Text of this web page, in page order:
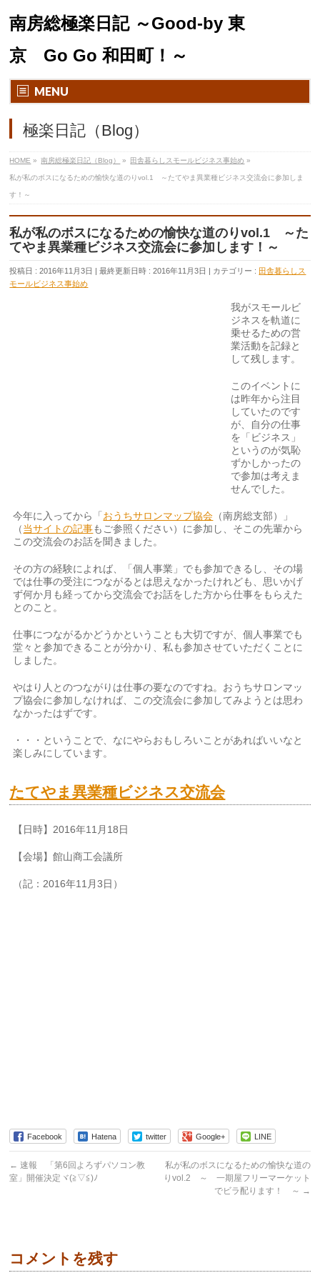
南房総極楽日記 ～Good-by 東
京 Go Go 和田町！～
MENU
極楽日記（Blog）
HOME » 南房総極楽日記（Blog） » 田舎暮らしスモールビジネス事始め »
私が私のボスになるための愉快な道のりvol.1 ～たてやま異業種ビジネス交流会に参加しま
す！～
私が私のボスになるための愉快な道のりvol.1 ～た
てやま異業種ビジネス交流会に参加します！～
投稿日 : 2016年11月3日 最終更新日時 : 2016年11月3日 カテゴリー : 田舎暮らしス
モールビジネス事始め
我がスモールビ
ジネスを軌道に
乗せるための営
業活動を記録と
して残します。
このイベントに
は昨年から注目
していたのです
が、自分の仕事
を「ビジネス」
というのが気恥
ずかしかったの
で参加は考えま
せんでした。
今年に入ってから「 おうちサロンマップ協会 （南房総支部）」
（当サイトの記事もご参照ください）に参加し、そこの先輩から
この交流会のお話を聞きました。
その方の経験によれば、「個人事業」でも参加できるし、その場
では仕事の受注につながるとは思えなかったけれども、思いかげ
ず何か月も経ってから交流会でお話をした方から仕事をもらえた
とのこと。
仕事につながるかどうかということも大切ですが、個人事業でも
堂々と参加できることが分かり、私も参加させていただくことに
しました。
やはり人とのつながりは仕事の要なのですね。おうちサロンマッ
プ協会に参加しなければ、この交流会に参加してみようとは思わ
なかったはずです。
・・・ということで、なにやらおもしろいことがあればいいなと
楽しみにしています。
たてやま異業種ビジネス交流会
【日時】2016年11月18日
【会場】館山商工会議所
（記：2016年11月3日）
Facebook Hatena twitter Google+ LINE
← 速報 「第6回よろずパソコン教
室」開催決定ヾ(≧▽≦)ﾉ
私が私のボスになるための愉快な道の
りvol.2 ～ 一期屋フリーマーケット
でビラ配ります！ ～ →
コメントを残す